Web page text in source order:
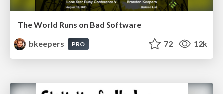
The World Runs on Bad Software
bkeepers
PRO 72 12k